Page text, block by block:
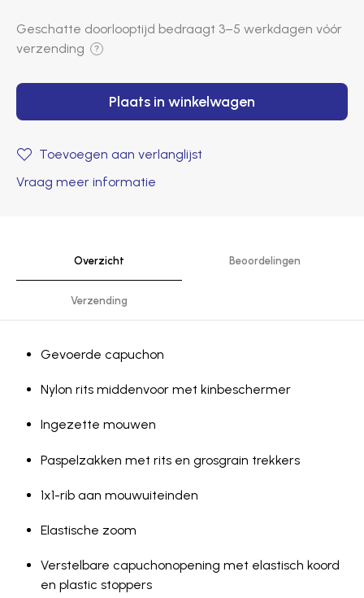
Geschatte doorlooptijd bedraagt ​​ 3–5 werkdagen vóór
verzending
?
Plaats in winkelwagen
Toevoegen aan verlanglijst
Vraag meer informatie
Overzicht Beoordelingen
Verzending
Gevoerde capuchon
Nylon rits middenvoor met kinbeschermer
Ingezette mouwen
Paspelzakken met rits en grosgrain trekkers
1x1-rib aan mouwuiteinden
Elastische zoom
Verstelbare capuchonopening met elastisch koord
en plastic stoppers